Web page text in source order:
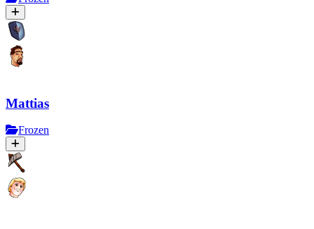
Mattias
Frozen